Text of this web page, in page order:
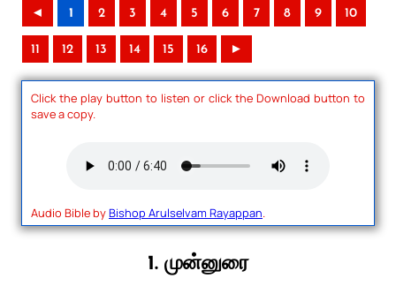
◄ 1 2 3 4 5 6 7 8 9 10
11 12 13 14 15 16 ►
Click the play button to listen or click the Download button to
save a copy.
Audio Bible byBishop Arulselvam Rayappan.
1. முன்னுரை